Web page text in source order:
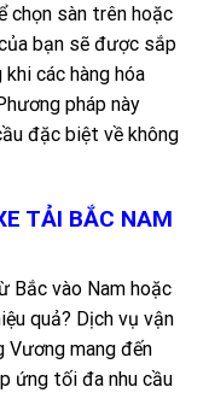
chọn sàn trên hoặc
bạn sẽ được sắp
các hàng hóa
pháp này
đặc biệt về không
TẢI BẮC NAM
Bắc vào Nam hoặc
quả? Dịch vụ vận
Vương mang đến
ứng tối đa nhu cầu